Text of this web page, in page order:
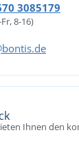
3085179
8-16)
Ihnen den